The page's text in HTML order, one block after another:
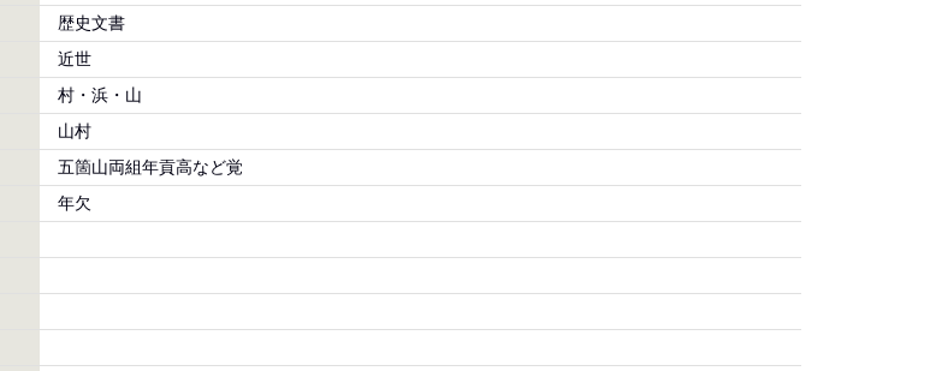
歴史文書
近世
村・浜・山
山村
五箇山両組年貢高など覚
年欠